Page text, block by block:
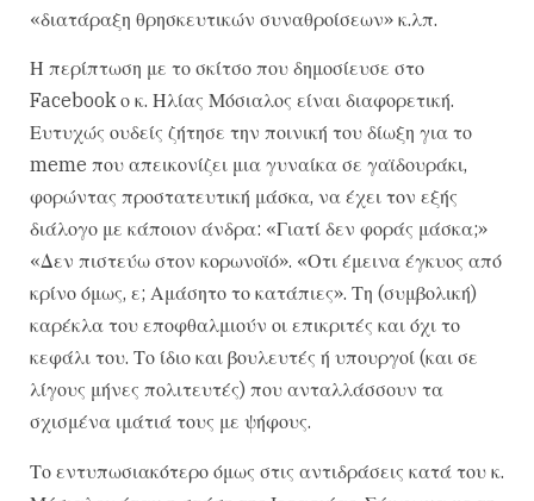
«διατάραξη θρησκευτικών συναθροίσεων» κ.λπ.
Η περίπτωση με το σκίτσο που δημοσίευσε στο
Facebook ο κ. Ηλίας Μόσιαλος είναι διαφορετική.
Ευτυχώς ουδείς ζήτησε την ποινική του δίωξη για το
meme που απεικονίζει μια γυναίκα σε γαϊδουράκι,
φορώντας προστατευτική μάσκα, να έχει τον εξής
διάλογο με κάποιον άνδρα: «Γιατί δεν φοράς μάσκα;»
«Δεν πιστεύω στον κορωνοϊό». «Οτι έμεινα έγκυος από
κρίνο όμως, ε; Αμάσητο το κατάπιες». Τη (συμβολική)
καρέκλα του εποφθαλμιούν οι επικριτές και όχι το
κεφάλι του. Το ίδιο και βουλευτές ή υπουργοί (και σε
λίγους μήνες πολιτευτές) που ανταλλάσσουν τα
σχισμένα ιμάτιά τους με ψήφους.
Το εντυπωσιακότερο όμως στις αντιδράσεις κατά του κ.